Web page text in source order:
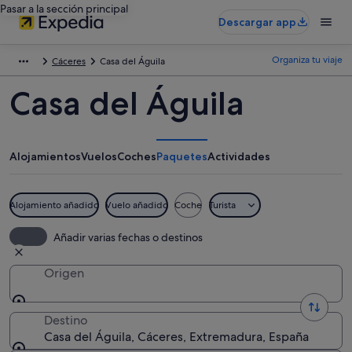
Pasar a la sección principal
Descargar app
Cáceres Casa del Águila Organiza tu viaje
Casa del Águila
AlojamientosVuelosCochesPaquetesActividades
Alojamiento añadido Vuelo añadido Coche Turista
Añadir varias fechas o destinos
Origen
Destino
Casa del Águila, Cáceres, Extremadura, España